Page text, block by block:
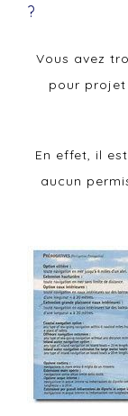
?
Vous avez
pour projet
En effet, il
aucun